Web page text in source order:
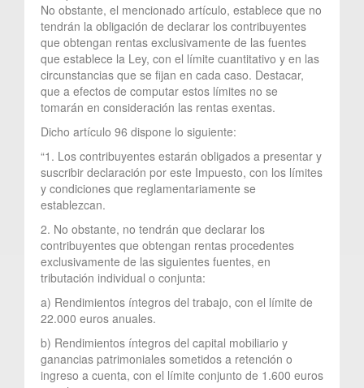
No obstante, el mencionado artículo, establece que no
tendrán la obligación de declarar los contribuyentes
que obtengan rentas exclusivamente de las fuentes
que establece la Ley, con el límite cuantitativo y en las
circunstancias que se fijan en cada caso. Destacar,
que a efectos de computar estos límites no se
tomarán en consideración las rentas exentas.
Dicho artículo 96 dispone lo siguiente:
“1. Los contribuyentes estarán obligados a presentar y
suscribir declaración por este Impuesto, con los límites
y condiciones que reglamentariamente se
establezcan.
2. No obstante, no tendrán que declarar los
contribuyentes que obtengan rentas procedentes
exclusivamente de las siguientes fuentes, en
tributación individual o conjunta:
a) Rendimientos íntegros del trabajo, con el límite de
22.000 euros anuales.
b) Rendimientos íntegros del capital mobiliario y
ganancias patrimoniales sometidos a retención o
ingreso a cuenta, con el límite conjunto de 1.600 euros